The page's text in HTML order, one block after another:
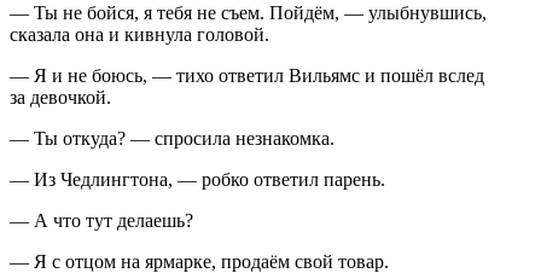
— Ты не бойся, я тебя не съем. Пойдём, — улыбнувшись,
сказала она и кивнула головой.
— Я и не боюсь, — тихо ответил Вильямс и пошёл вслед
за девочкой.
— Ты откуда? — спросила незнакомка.
— Из Чедлингтона, — робко ответил парень.
— А что тут делаешь?
— Я с отцом на ярмарке, продаём свой товар.